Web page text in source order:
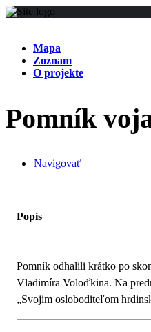
Mapa
Zoznam
O projekte
Pomník
Navigovať
Popis
Pomník odhalili krátko po
Vladimíra Voloďkina. Na
„Svojim osloboditeľom